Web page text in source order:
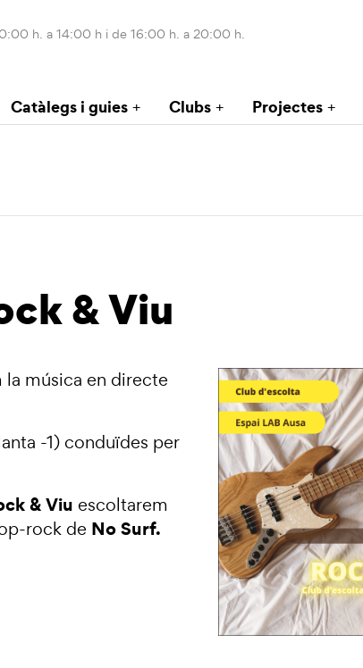
h. a 14:00 h i de 16:00 h. a 20:00 h.
Catàlegs i guies Clubs Projectes
& Viu
la música en directe
-1) conduïdes per
& Viu escoltarem
rock de No Surf.